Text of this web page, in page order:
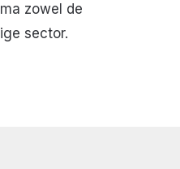
zowel de
sector.